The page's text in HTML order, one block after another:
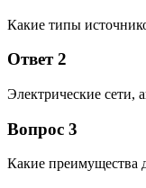
Какие типы
Ответ 2
Электрические сети,
Вопрос 3
Какие преимущества